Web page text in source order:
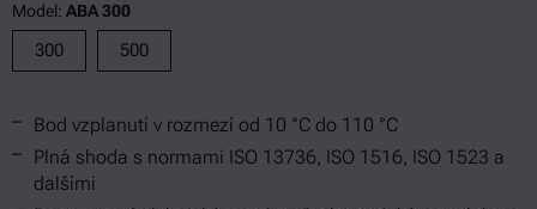
Model: ABA 300
300 500
Bod vzplanutí v rozmezí od 10 °C do 110 °C
Plná shoda s normami ISO 13736, ISO 1516, ISO 1523 a
dalšími